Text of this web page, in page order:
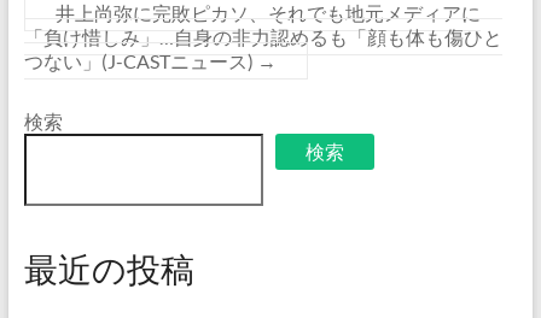
井上尚弥に完敗ピカソ、それでも地元メディアに
「負け惜しみ」…自身の非力認めるも「顔も体も傷ひと
つない」(J-CASTニュース) →
検索
検索
最近の投稿